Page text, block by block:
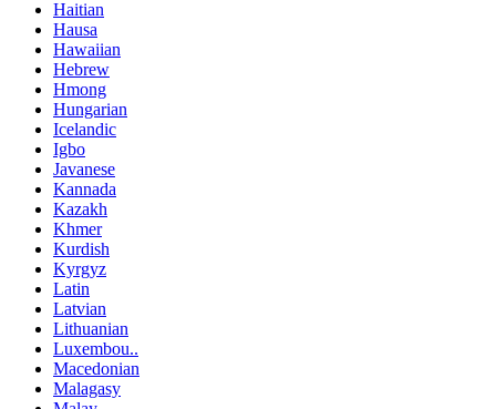
Haitian
Hausa
Hawaiian
Hebrew
Hmong
Hungarian
Icelandic
Igbo
Javanese
Kannada
Kazakh
Khmer
Kurdish
Kyrgyz
Latin
Latvian
Lithuanian
Luxembou..
Macedonian
Malagasy